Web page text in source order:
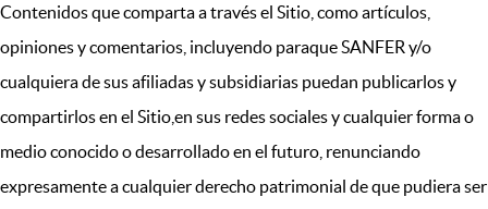
Contenidos que comparta a través el Sitio, como artículos,
opiniones y comentarios, incluyendo paraque SANFER y/o
cualquiera de sus afiliadas y subsidiarias puedan publicarlos y
compartirlos en el Sitio,en sus redes sociales y cualquier forma o
medio conocido o desarrollado en el futuro, renunciando
expresamente a cualquier derecho patrimonial de que pudiera ser